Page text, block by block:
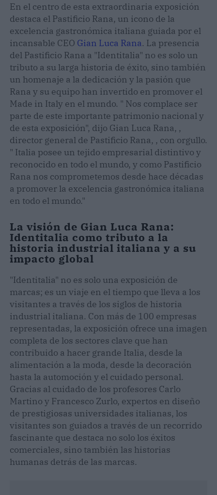
En el centro de esta extraordinaria exposición
destaca el Pastificio Rana, un icono de la
excelencia gastronómica italiana guiada por el
incansable CEO Gian Luca Rana. La presencia
del Pastificio Rana a "Identitalia" no es solo un
tributo a su larga historia de éxito, sino también
un homenaje a la dedicación y la pasión que
Rana y su equipo han invertido en promover el
Made in Italy en el mundo. " Nos complace ser
parte de este importante patrimonio nacional y
de esta exposición", dijo Gian Luca Rana, ,
director general de Pastificio Rana, , con orgullo.
" Italia posee un tejido empresarial distintivo y
reconocido en todo el mundo, y como Pastificio
Rana nos comprometemos desde hace décadas
a promover la excelencia gastronómica italiana
en todo el mundo."
La visión de Gian Luca Rana:
Identitalia como tributo a la
historia industrial italiana y a su
impacto global
"Identitalia" no es solo una exposición de
marcas; es un viaje en el tiempo que lleva a los
visitantes a través de los siglos de historia
industrial italiana. Con más de 100 empresas
representadas, la exposición ofrece una imagen
completa de los sectores clave que han
contribuido a hacer grande Italia, desde la
alimentación a la moda, desde la decoración
hasta la automoción y el cuidado personal.
Gracias al cuidado de los profesores Carlo
Martino y Francesco Zurlo, expertos en diseño
de prestigiosas universidades italianas, los
visitantes son guiados a través de un recorrido
fascinante que destaca no solo los éxitos
comerciales, sino también las historias
humanas detrás de las marcas.